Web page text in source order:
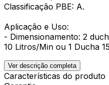
Classificação PBE: A.
Aplicação e Uso:
- Dimensionamento: 2
10 Litros/Min ou 1 Ducha
Ver descrição completa
Características do produto